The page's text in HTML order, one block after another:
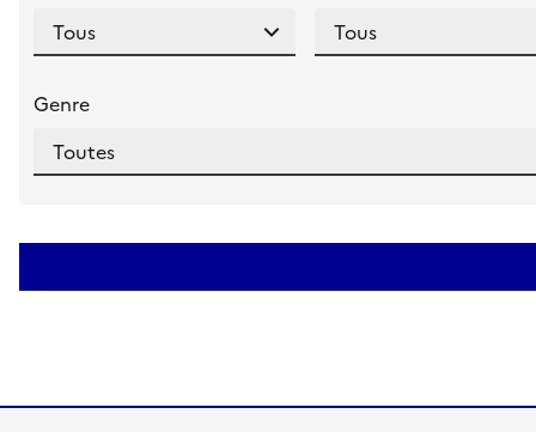
Genre